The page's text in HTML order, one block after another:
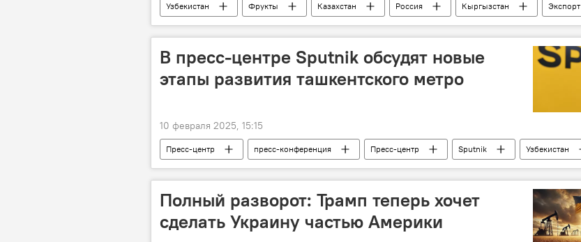
Узбекистан Фрукты Казахстан Россия Кыргызстан
Экспорт
Инфографика
Узбекистан и ЕАЭС: перспективы возможной интеграции
ЕАЭС
В пресс-центре Sputnik обсудят новые
этапы развития ташкентского метро
10 февраля 2025, 15:15
Пресс-центр пресс-конференция Пресс-центр Sputnik
Узбекистан
Ташкентский метрополитен
Полный разворот: Трамп теперь хочет
сделать Украину частью Америки